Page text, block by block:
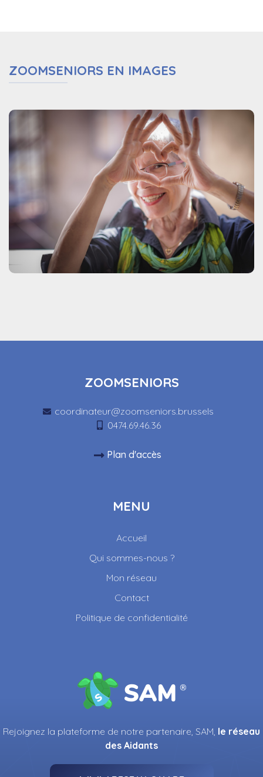
ZOOMSENIORS EN IMAGES
ZOOMSENIORS
coordinateur@zoomseniors.brussels
0474.69.46.36
Plan d'accès
MENU
Accueil
Qui sommes-nous ?
Mon réseau
Contact
Politique de confidentialité
Rejoignez la plateforme de notre partenaire, SAM, le réseau
des Aidants